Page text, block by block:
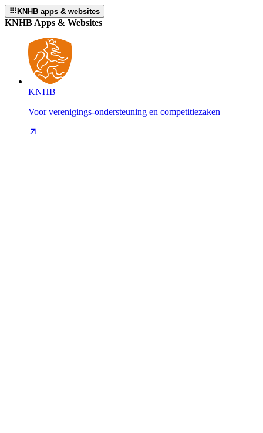
KNHB apps & websites
KNHB Apps & Websites
KNHB
Voor verenigings-ondersteuning en competitiezaken